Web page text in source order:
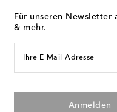
Für unseren Newsletter
& mehr.
Ihre E-Mail-Adresse
Anmelden